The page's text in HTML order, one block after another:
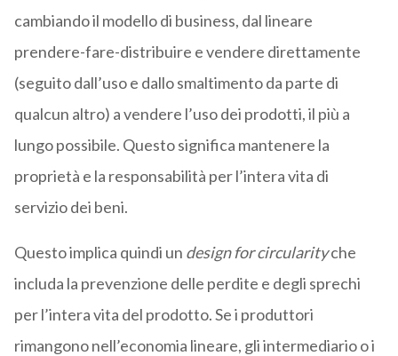
cambiando il modello di business, dal lineare
prendere-fare-distribuire e vendere direttamente
(seguito dall’uso e dallo smaltimento da parte di
qualcun altro) a vendere l’uso dei prodotti, il più a
lungo possibile. Questo significa mantenere la
proprietà e la responsabilità per l’intera vita di
servizio dei beni.
Questo implica quindi un design for circularityche
includa la prevenzione delle perdite e degli sprechi
per l’intera vita del prodotto. Se i produttori
rimangono nell’economia lineare, gli intermediario o i